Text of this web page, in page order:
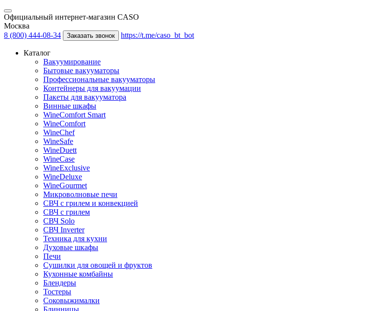
Официальный интернет-магазин CASO
Москва
8 (800) 444-08-34
Заказать звонок https://t.me/caso_bt_bot
Каталог
Вакуумирование
Бытовые вакууматоры
Профессиональные вакууматоры
Контейнеры для вакуумации
Пакеты для вакууматора
Винные шкафы
WineComfort Smart
WineComfort
WineChef
WineSafe
WineDuett
WineCase
WineExclusive
WineDeluxe
WineGourmet
Микроволновые печи
СВЧ с грилем и конвекцией
СВЧ с грилем
СВЧ Solo
СВЧ Inverter
Техника для кухни
Духовые шкафы
Печи
Сушилки для овощей и фруктов
Кухонные комбайны
Блендеры
Тостеры
Соковыжималки
Блинницы